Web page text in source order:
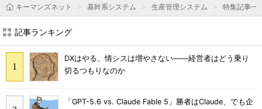
キーマンズネット
基幹系システム 生産管理システム 特集記事一
記事ランキング
DXはやる、情シスは増やさない――経営者はどう乗り
切るつもりなのか
「GPT-5.6 vs. Claude Fable 5」勝者はClaude、でも企